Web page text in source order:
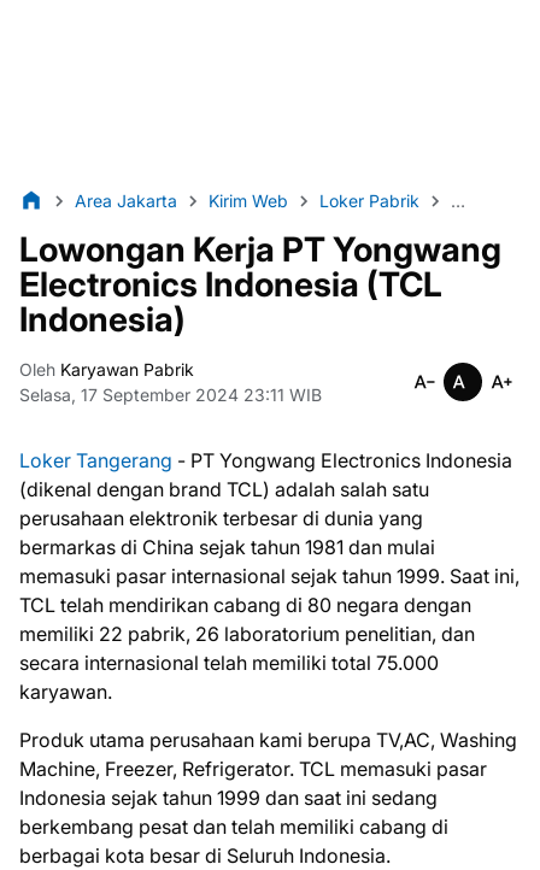
Area Jakarta Kirim Web Loker Pabrik Lulusan
Lowongan Kerja PT Yongwang
Electronics Indonesia (TCL
Indonesia)
Oleh Karyawan Pabrik
Selasa, 17 September 2024 23:11 WIB
Loker Tangerang - PT Yongwang Electronics Indonesia
(dikenal dengan brand TCL) adalah salah satu
perusahaan elektronik terbesar di dunia yang
bermarkas di China sejak tahun 1981 dan mulai
memasuki pasar internasional sejak tahun 1999. Saat ini,
TCL telah mendirikan cabang di 80 negara dengan
memiliki 22 pabrik, 26 laboratorium penelitian, dan
secara internasional telah memiliki total 75.000
karyawan.
Produk utama perusahaan kami berupa TV,AC, Washing
Machine, Freezer, Refrigerator. TCL memasuki pasar
Indonesia sejak tahun 1999 dan saat ini sedang
berkembang pesat dan telah memiliki cabang di
berbagai kota besar di Seluruh Indonesia.